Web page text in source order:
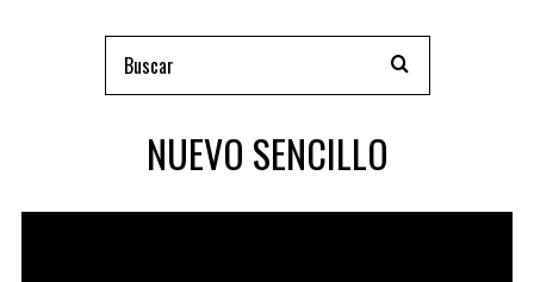
NUEVO SENCILLO